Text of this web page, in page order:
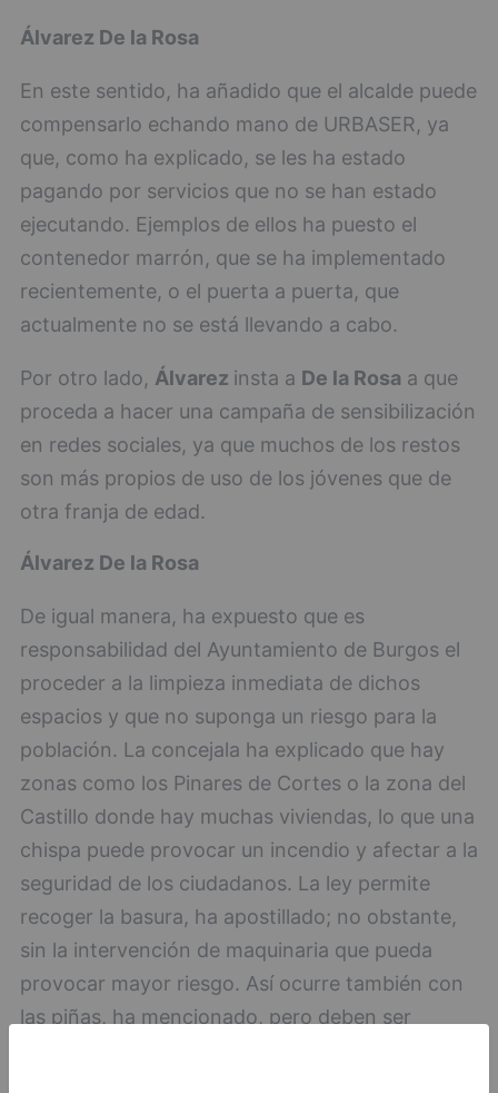
Álvarez De la Rosa
En este sentido, ha añadido que el alcalde puede
compensarlo echando mano de URBASER, ya
que, como ha explicado, se les ha estado
pagando por servicios que no se han estado
ejecutando. Ejemplos de ellos ha puesto el
contenedor marrón, que se ha implementado
recientemente, o el puerta a puerta, que
actualmente no se está llevando a cabo.
Por otro lado, Álvarez insta a De la Rosa a que
proceda a hacer una campaña de sensibilización
en redes sociales, ya que muchos de los restos
son más propios de uso de los jóvenes que de
otra franja de edad.
Álvarez De la Rosa
De igual manera, ha expuesto que es
responsabilidad del Ayuntamiento de Burgos el
proceder a la limpieza inmediata de dichos
espacios y que no suponga un riesgo para la
población. La concejala ha explicado que hay
zonas como los Pinares de Cortes o la zona del
Castillo donde hay muchas viviendas, lo que una
chispa puede provocar un incendio y afectar a la
seguridad de los ciudadanos. La ley permite
recoger la basura, ha apostillado; no obstante,
sin la intervención de maquinaria que pueda
provocar mayor riesgo. Así ocurre también con
las piñas, ha mencionado, pero deben ser